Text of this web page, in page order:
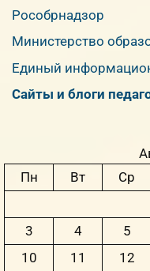
Рособрнадзор
Министерство
Единый
Сайты и блоги
Пн
Вт Ср
3
4 5
10
11 12